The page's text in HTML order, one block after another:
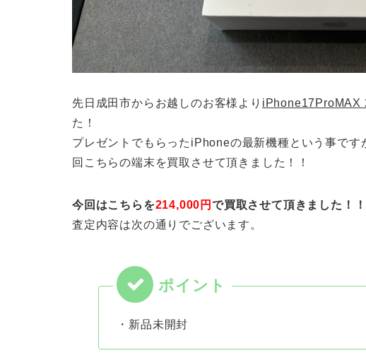
先日成田市からお越しのお客様より iPhone17ProMAX
た！
プレゼントでもらったiPhoneの最新機種という事で
回こちらの端末を買取させて頂きました！！
今回はこちらを214,000円で買取させて頂きました！！
査定内容は次の通りでございます。
・新品未開封